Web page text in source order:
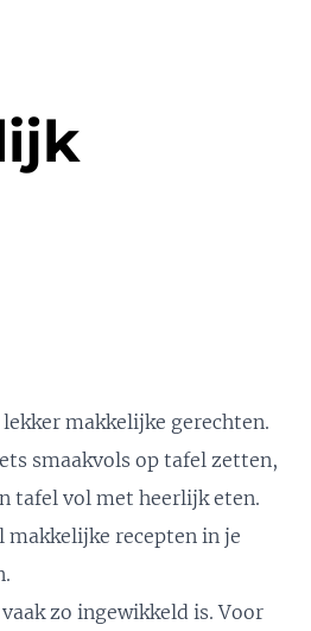
makkelijke gerechten.
smaakvols op tafel zetten,
tafel vol met heerlijk eten.
makkelijke recepten in je
zo ingewikkeld is. Voor